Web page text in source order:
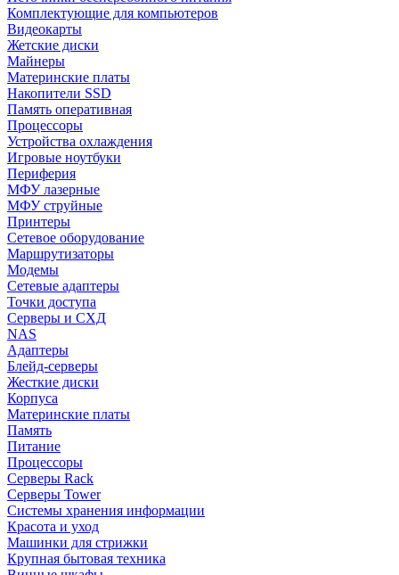
Комплектующие для компьютеров
Видеокарты
Жетские диски
Майнеры
Материнские платы
Накопители SSD
Память оперативная
Процессоры
Устройства охлаждения
Игровые ноутбуки
Периферия
МФУ лазерные
МФУ струйные
Принтеры
Сетевое оборудование
Маршрутизаторы
Модемы
Сетевые адаптеры
Точки доступа
Серверы и СХД
NAS
Адаптеры
Блейд-серверы
Жесткие диски
Корпуса
Материнские платы
Память
Питание
Процессоры
Серверы Rack
Серверы Tower
Системы хранения информации
Красота и уход
Машинки для стрижки
Крупная бытовая техника